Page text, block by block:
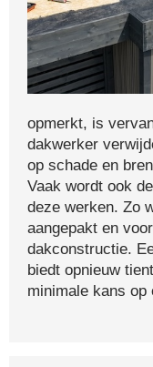
opmerkt, is
dakwerker
op schade en
Vaak wordt ook
deze werken. Zo
aangepakt en
dakconstructie.
biedt opnieuw
minimale kans op